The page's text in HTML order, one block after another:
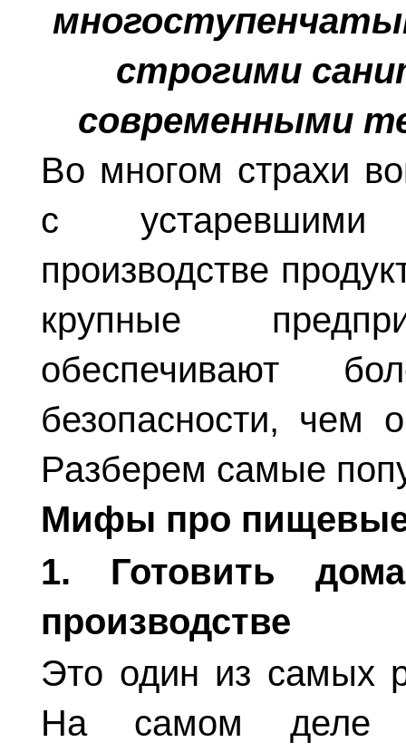
строгими
современными
Во многом страхи
с устаревшими
производстве
крупные
обеспечивают
безопасности, чем
Разберем самые
Мифы про пищевые
1. Готовить
производстве
Это один из самых
На самом деле